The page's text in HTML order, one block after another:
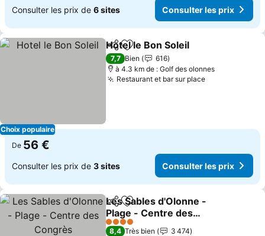
Consulter les prix de 6 sites Consulter les prix
Choix populaire
PartagerAjouter à mes favoris
Hotel le Bon Soleil
7,7 Bien
616
à 4.3 km de : Golf des olonnes
Restaurant et bar sur place
De 56 €
Consulter les prix de 3 sites Consulter les prix
PartagerAjouter à mes favoris
Les Sables d'Olonne -
Plage - Centre des
Congrès
4 Étoiles
8,4 Très bien
3 474